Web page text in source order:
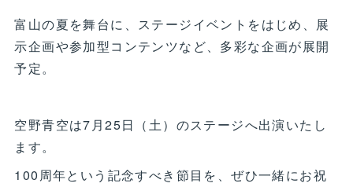
富山の夏を舞台に、ステージイベントをはじめ、展
示企画や参加型コンテンツなど、多彩な企画が展開
予定。
空野青空は7月25日（土）のステージへ出演いたし
ます。
100周年という記念すべき節目を、ぜひ一緒にお祝